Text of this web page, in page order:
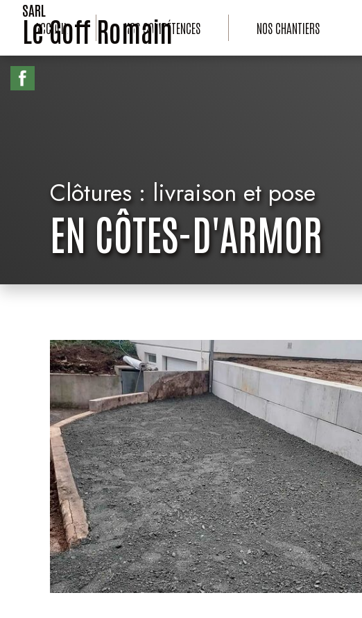
SARL
Le Goff Romain
ACCUEIL NOS COMPÉTENCES NOS CHANTIERS
Clôtures : livraison et pose
EN CÔTES-D'ARMOR